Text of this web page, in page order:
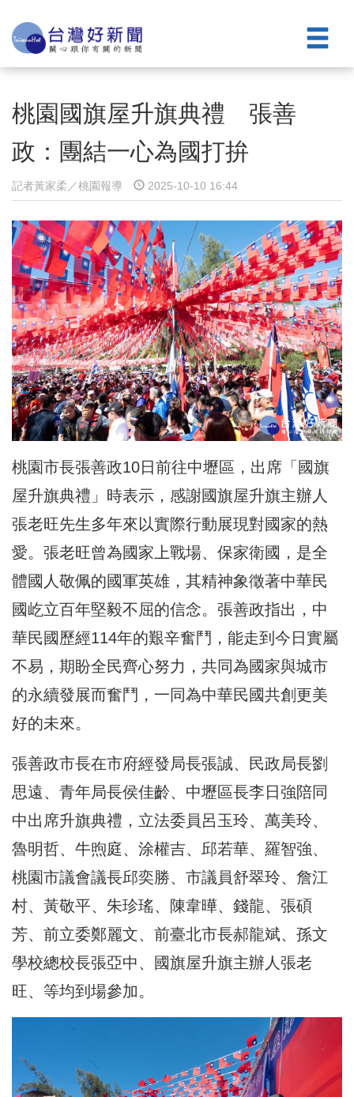
桃園國旗屋升旗典禮 張善
政：團結一心為國打拚
記者黃家柔／桃園報導 2025-10-10 16:44
桃園市長張善政10日前往中壢區，出席「國旗
屋升旗典禮」時表示，感謝國旗屋升旗主辦人
張老旺先生多年來以實際行動展現對國家的熱
愛。張老旺曾為國家上戰場、保家衛國，是全
體國人敬佩的國軍英雄，其精神象徵著中華民
國屹立百年堅毅不屈的信念。張善政指出，中
華民國歷經114年的艱辛奮鬥，能走到今日實屬
不易，期盼全民齊心努力，共同為國家與城市
的永續發展而奮鬥，一同為中華民國共創更美
好的未來。
張善政市長在市府經發局長張誠、民政局長劉
思遠、青年局長侯佳齡、中壢區長李日強陪同
中出席升旗典禮，立法委員呂玉玲、萬美玲、
魯明哲、牛煦庭、涂權吉、邱若華、羅智強、
桃園市議會議長邱奕勝、市議員舒翠玲、詹江
村、黃敬平、朱珍瑤、陳韋曄、錢龍、張碩
芳、前立委鄭麗文、前臺北市長郝龍斌、孫文
學校總校長張亞中、國旗屋升旗主辦人張老
旺、等均到場參加。